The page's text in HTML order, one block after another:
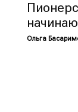
Ольга